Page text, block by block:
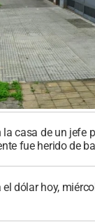
casa de un jefe
fue herido de
dólar hoy,